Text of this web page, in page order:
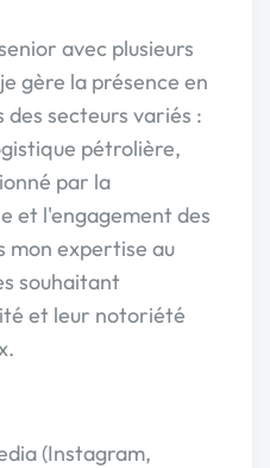
avec plusieurs
gère la présence en
des secteurs variés :
pétrolière,
par la
et l'engagement des
mon expertise au
souhaitant
et leur notoriété
(Instagram,